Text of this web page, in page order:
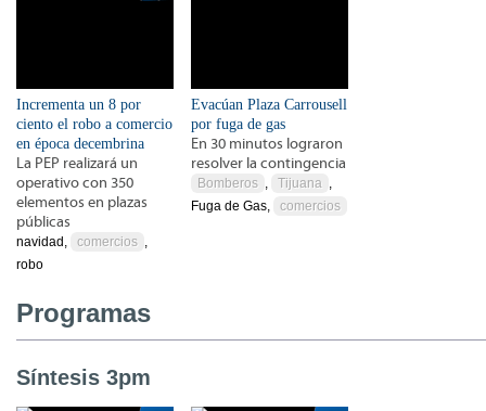
Incrementa un 8 por
ciento el robo a comercio
en época decembrina
La PEP realizará un
operativo con 350
elementos en plazas
públicas
navidad, comercios ,
robo
Evacúan Plaza Carrousell
por fuga de gas
En 30 minutos lograron
resolver la contingencia
Bomberos , Tijuana ,
Fuga de Gas,
comercios
Programas
Síntesis 3pm